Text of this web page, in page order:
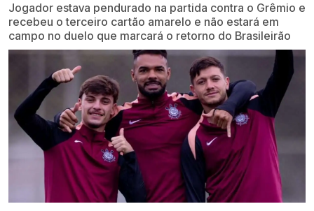
Jogador estava pendurado na partida contra o Grêmio e
recebeu o terceiro cartão amarelo e não estará em
campo no duelo que marcará o retorno do Brasileirão